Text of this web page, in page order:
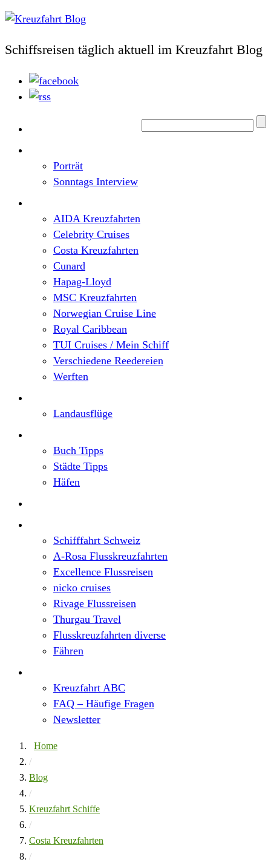
Schiffsreisen täglich aktuell im Kreuzfahrt Blog
Porträt
Sonntags Interview
AIDA Kreuzfahrten
Celebrity Cruises
Costa Kreuzfahrten
Cunard
Hapag-Lloyd
MSC Kreuzfahrten
Norwegian Cruise Line
Royal Caribbean
TUI Cruises / Mein Schiff
Verschiedene Reedereien
Werften
Landausflüge
Buch Tipps
Städte Tipps
Häfen
Schifffahrt Schweiz
A-Rosa Flusskreuzfahrten
Excellence Flussreisen
nicko cruises
Rivage Flussreisen
Thurgau Travel
Flusskreuzfahrten diverse
Fähren
Kreuzfahrt ABC
FAQ – Häufige Fragen
Newsletter
Home
/
Blog
/
Kreuzfahrt Schiffe
/
Costa Kreuzfahrten
/